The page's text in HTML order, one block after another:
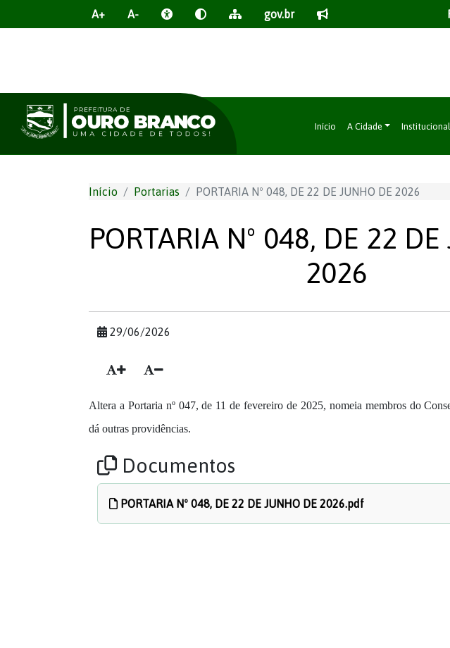
A+ A- gov.br
Início A Cidade Institucional
Início Portarias PORTARIA Nº 048, DE 22 DE JUNHO DE 2026
PORTARIA Nº 048, DE 22
2026
29/06/2026
Altera a Portaria nº 047, de 11 de fevereiro de 2025, nomeia membros do
dá outras providências.
Documentos
PORTARIA Nº 048, DE 22 DE JUNHO DE 2026.pdf